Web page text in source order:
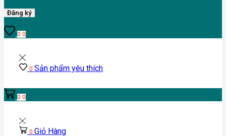
Đăng ký
00
0 Sản phẩm yêu thích
00
0 Giỏ Hàng